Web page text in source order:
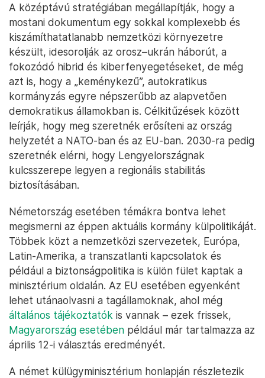
A középtávú stratégiában megállapítják, hogy a
mostani dokumentum egy sokkal komplexebb és
kiszámíthatatlanabb nemzetközi környezetre
készült, idesorolják az orosz–ukrán háborút, a
fokozódó hibrid és kiberfenyegetéseket, de még
azt is, hogy a „keménykezű”, autokratikus
kormányzás egyre népszerűbb az alapvetően
demokratikus államokban is. Célkitűzések között
leírják, hogy meg szeretnék erősíteni az ország
helyzetét a NATO-ban és az EU-ban. 2030-ra pedig
szeretnék elérni, hogy Lengyelországnak
kulcsszerepe legyen a regionális stabilitás
biztosításában.
Németország esetében témákra bontva lehet
megismerni az éppen aktuális kormány külpolitikáját.
Többek közt a nemzetközi szervezetek, Európa,
Latin-Amerika, a transzatlanti kapcsolatok és
például a biztonságpolitika is külön fület kaptak a
minisztérium oldalán. Az EU esetében egyenként
lehet utánaolvasni a tagállamoknak, ahol még
általános tájékoztatók is vannak – ezek frissek,
Magyarország esetében például már tartalmazza az
április 12-i választás eredményét.
A német külügyminisztérium honlapján részletezik